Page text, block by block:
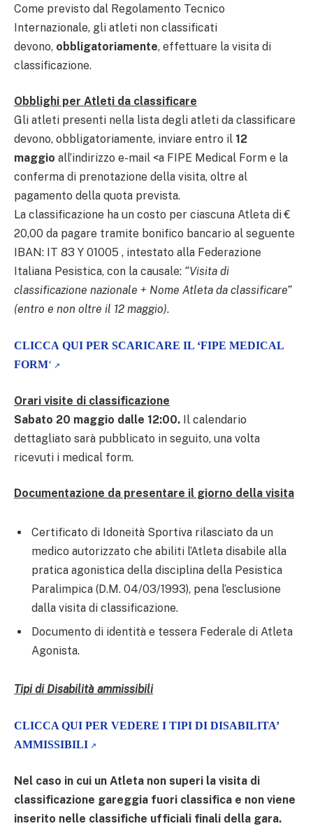
Come previsto dal Regolamento Tecnico
Internazionale, gli atleti non classificati
devono, obbligatoriamente, effettuare la visita di
classificazione.
Obblighi per Atleti da classificare
Gli atleti presenti nella lista degli atleti da classificare
devono, obbligatoriamente, inviare entro il 12
maggio all’indirizzo e-mail <a FIPE Medical Form e la
conferma di prenotazione della visita, oltre al
pagamento della quota prevista.
La classificazione ha un costo per ciascuna Atleta di €
20,00 da pagare tramite bonifico bancario al seguente
IBAN: IT 83 Y 01005 , intestato alla Federazione
Italiana Pesistica, con la causale: “Visita di
classificazione nazionale + Nome Atleta da classificare”
(entro e non oltre il 12 maggio).
CLICCA QUI PER SCARICARE IL ‘FIPE MEDICAL
FORM‘
Orari visite di classificazione
Sabato 20 maggio dalle 12:00. Il calendario
dettagliato sarà pubblicato in seguito, una volta
ricevuti i medical form.
Documentazione da presentare il giorno della visita
Certificato di Idoneità Sportiva rilasciato da un
medico autorizzato che abiliti l’Atleta disabile alla
pratica agonistica della disciplina della Pesistica
Paralimpica (D.M. 04/03/1993), pena l’esclusione
dalla visita di classificazione.
Documento di identità e tessera Federale di Atleta
Agonista.
Tipi di Disabilità ammissibili
CLICCA QUI PER VEDERE I TIPI DI DISABILITA’
AMMISSIBILI
Nel caso in cui un Atleta non superi la visita di
classificazione gareggia fuori classifica e non viene
inserito nelle classifiche ufficiali finali della gara.